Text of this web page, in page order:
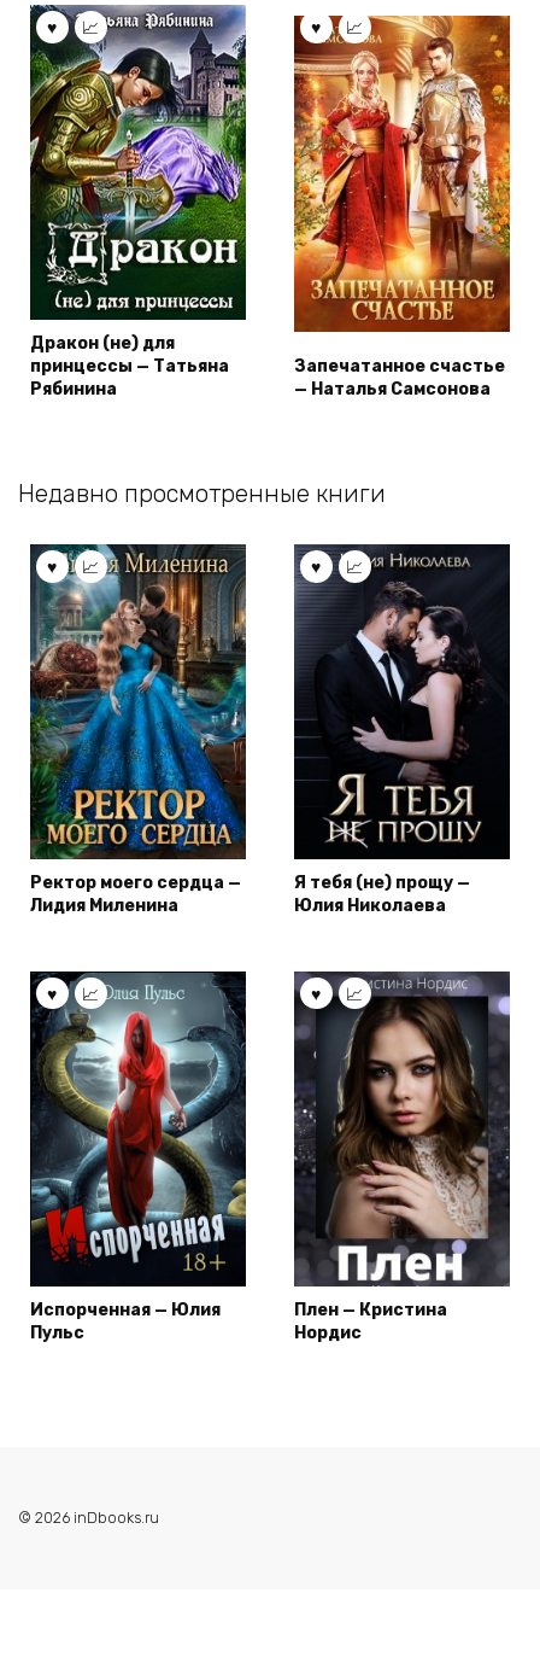
Дракон (не) для
принцессы — Татьяна
Рябинина
Запечатанное счастье
— Наталья Самсонова
Недавно просмотренные книги
Ректор моего сердца —
Лидия Миленина
Я тебя (не) прощу —
Юлия Николаева
Испорченная — Юлия
Пульс
Плен — Кристина
Нордис
© 2026 inDbooks.ru